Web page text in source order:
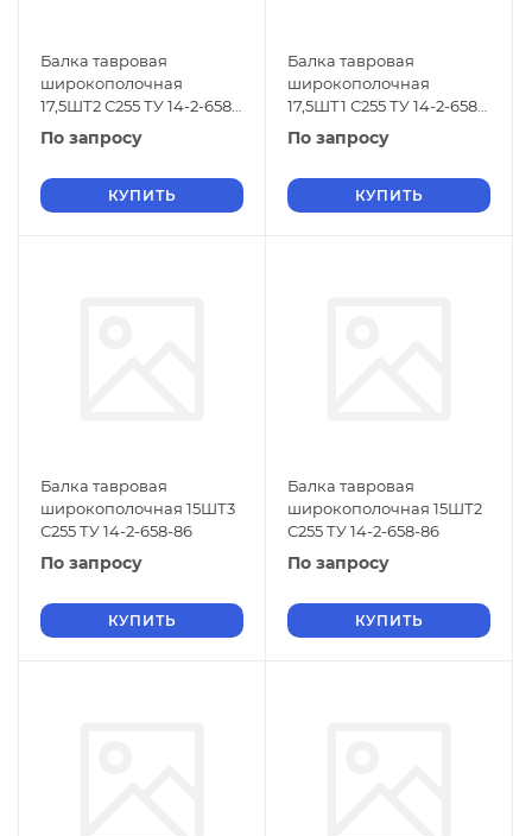
Балка тавровая
широкополочная
17,5ШТ2 С255 ТУ 14-2-658-
86
По запросу
КУПИТЬ
Балка тавровая
широкополочная
17,5ШТ1 С255 ТУ 14-2-658-
86
По запросу
КУПИТЬ
Балка тавровая
широкополочная 15ШТ3
С255 ТУ 14-2-658-86
По запросу
КУПИТЬ
Балка тавровая
широкополочная 15ШТ2
С255 ТУ 14-2-658-86
По запросу
КУПИТЬ